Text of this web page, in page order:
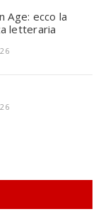
Age: ecco la
letteraria